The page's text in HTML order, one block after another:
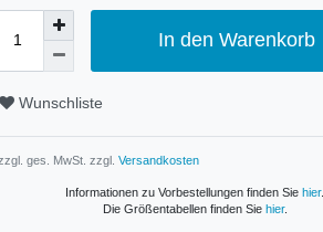
In den Warenkorb
Wunschliste
ges. MwSt. zzgl. Versandkosten
Informationen zu Vorbestellungen finden Sie hier.
Die Größentabellen finden Sie hier.